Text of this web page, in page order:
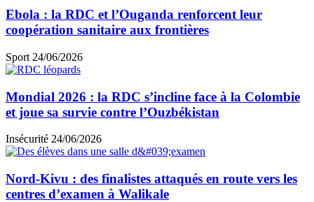
Ebola : la RDC et l’Ouganda renforcent leur
coopération sanitaire aux frontières
Sport 24/06/2026
Mondial 2026 : la RDC s’incline face à la Colombie
et joue sa survie contre l’Ouzbékistan
Insécurité 24/06/2026
Nord-Kivu : des finalistes attaqués en route vers les
centres d’examen à Walikale